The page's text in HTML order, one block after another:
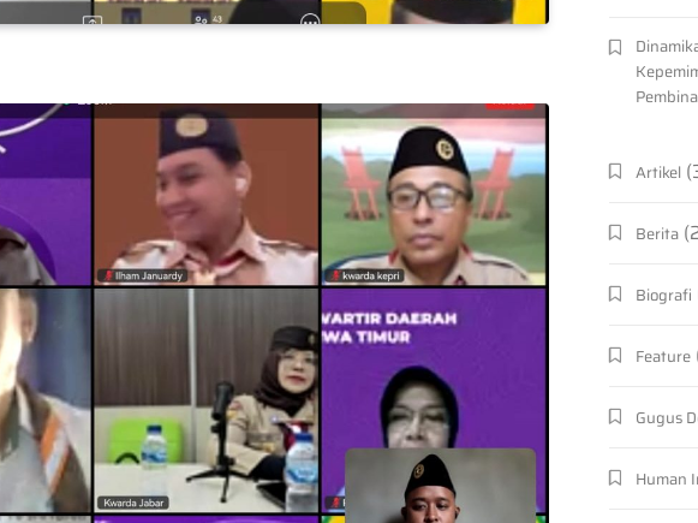
Artikel
Berita
Biografi
Feature
Gugus
Human